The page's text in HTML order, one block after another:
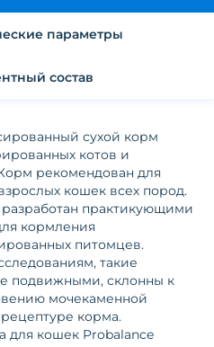
Физико-химические параметры
состав
сухой корм
котов и
рекомендован для
кошек всех пород.
практикующими
кормления
питомцев.
такие
подвижными, склонны к
мочекаменной
корма.
для кошек Probalance